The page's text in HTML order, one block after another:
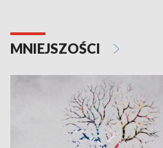
MNIEJSZOŚCI